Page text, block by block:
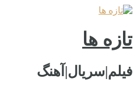
تازه ها
فیلم|سریال|آهنگ